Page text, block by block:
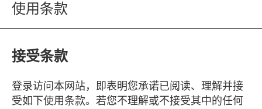
使用条款
接受条款
登录访问本网站，即表明您承诺已阅读、理解并接
受如下使用条款。若您不理解或不接受其中的任何